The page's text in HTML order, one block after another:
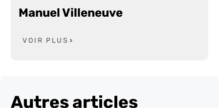
Manuel Villeneuve
VOIR PLUS
Autres articles